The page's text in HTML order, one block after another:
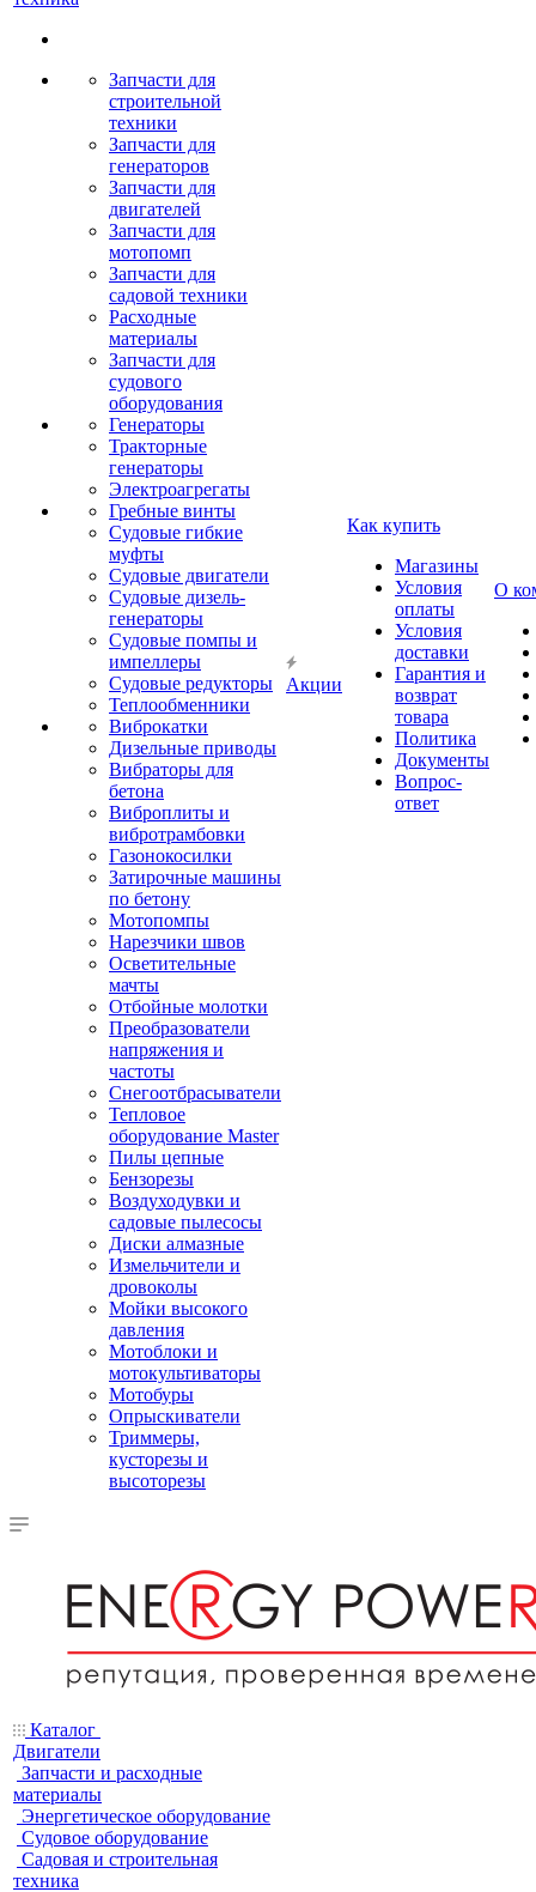
Запчасти для
строительной
техники
Запчасти для
генераторов
Запчасти для
двигателей
Запчасти для
мотопомп
Запчасти для
садовой техники
Расходные
материалы
Запчасти для
судового
оборудования
Генераторы
Тракторные
генераторы
Электроагрегаты
Гребные винты
Судовые гибкие
муфты
Судовые двигатели
Судовые дизель-
генераторы
Судовые помпы и
импеллеры
Судовые редукторы
Теплообменники
Виброкатки
Дизельные приводы
Вибраторы для
бетона
Виброплиты и
вибротрамбовки
Газонокосилки
Затирочные машины
по бетону
Мотопомпы
Нарезчики швов
Осветительные
мачты
Отбойные молотки
Преобразователи
напряжения и
частоты
Снегоотбрасыватели
Тепловое
оборудование Master
Пилы цепные
Бензорезы
Воздуходувки и
садовые пылесосы
Диски алмазные
Измельчители и
дровоколы
Мойки высокого
давления
Мотоблоки и
мотокультиваторы
Мотобуры
Опрыскиватели
Триммеры,
кусторезы и
высоторезы
Акции
Как купить
Магазины
Условия
оплаты
Условия
доставки
Гарантия и
возврат
товара
Политика
Документы
Вопрос-
ответ
О
Каталог
Двигатели
Запчасти и расходные
материалы
Энергетическое оборудование
Судовое оборудование
Садовая и строительная
техника